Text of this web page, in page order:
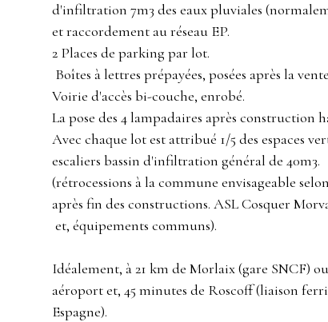
d'infiltration 7m3 des eaux pluviales
et raccordement au réseau EP.
2 Places de parking par lot.
Boîtes à lettres prépayées, posées après la
Voirie d'accès bi-couche, enrobé.
La pose des 4 lampadaires après construction
Avec chaque lot est attribué 1/5 des espaces
escaliers bassin d'infiltration général de 40m3.
(rétrocessions à la commune envisageable
après fin des constructions. ASL Cosquer
et, équipements communs).
Idéalement, à 21 km de Morlaix (gare SNCF)
aéroport et, 45 minutes de Roscoff (liaison
Espagne).